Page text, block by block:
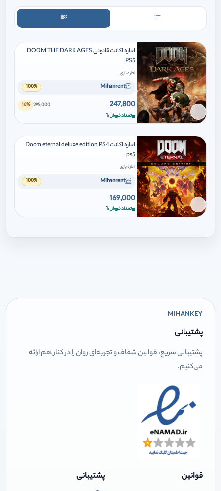
برای افزودن وارد شوید
اجاره اکانت قانونی DOOM THE DARK AGES
PS5
اجاره بازی
Mihanrent
100%
247,800
295,000
16%
تعداد فروش 1
برای افزودن وارد شوید
اجاره اکانت Doom eternal deluxe edition PS4
ps5
اجاره بازی
Mihanrent
100%
169,000
تعداد فروش 1
MIHANKEY
پشتیبانی
پشتیبانی سریع، قوانین شفاف و تجربه‌ای روان را در کنار هم ارائه
می‌کنیم.
قوانین پشتیبانی